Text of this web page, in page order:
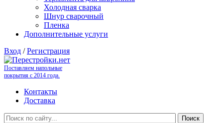
Холодная сварка
Шнур сварочный
Пленка
Дополнительные услуги
Вход /Регистрация
Поставляем напольные
покрытия с 2014 года.
Контакты
Доставка